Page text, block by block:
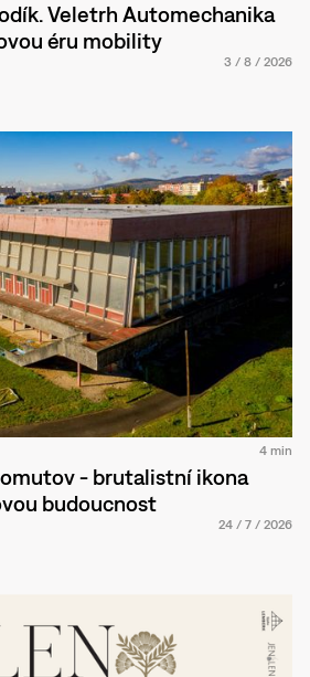
Veletrh Automechanika
éru mobility
3 / 8 / 2026
4 min
- brutalistní ikona
budoucnost
24 / 7 / 2026